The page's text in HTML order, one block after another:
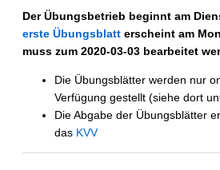
Der Übungsbetrieb beginnt am
erste Übungsblatt erscheint am
muss zum 2020-03-03 bearbeitet
Die Übungsblätter werden nur
Verfügung gestellt (siehe dort
Die Abgabe der Übungsblätter
das KVV